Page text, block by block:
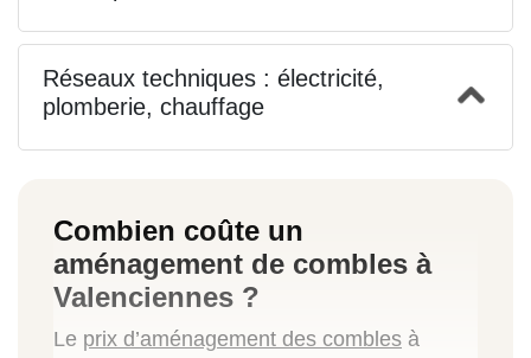
Réseaux techniques : électricité,
plomberie, chauffage
Combien coûte un
aménagement de combles à
Valenciennes ?
Le prix d’aménagement des combles à